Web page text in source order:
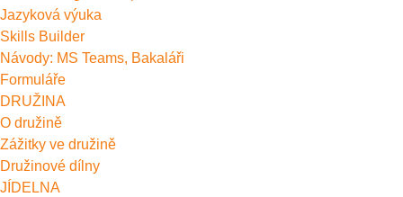
Jazyková výuka
Skills Builder
Návody: MS Teams, Bakaláři
Formuláře
DRUŽINA
O družině
Zážitky ve družině
Družinové dílny
JÍDELNA